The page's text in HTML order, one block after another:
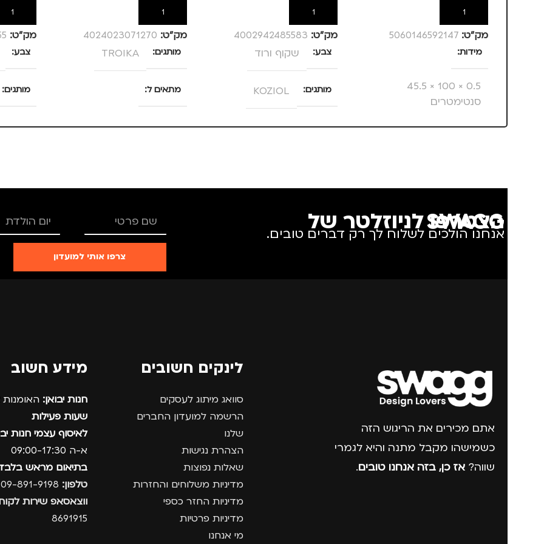
הוספה לסל
מק”ט: 5060146592147
מידות
0.5 × 100 × 45.5
סנטימטרים
הוספה לסל
מק”ט: 4002942485583
צבע שקוף ורוד
מותגים KOZIOL
הוספה לסל
מק”ט: 4024023071270
מותגים TROIKA
מתאים ל
מנהלים, עסקים, עבודה
הוספה
מק”ט:
צבע
מותגים
הצטרפו לניוזלטר של SWAGG
אנחנו הולכים לשלוח לך רק דברים טובים.
צרפו אותי למועדון
אתם מכירים את הריגוש הזה
כשמישהו מקבל מתנה והיא לגמרי
שווה? אז כן, בזה אנחנו טובים.
לינקים חשובים
סוואג מיתוג לעסקים
הרשמה למועדון החברים
שלנו
הצהרת נגישות
שאלות נפוצות
מדיניות משלוחים והחזרות
מדיניות החזר כספי
מדיניות פרטיות
מי אנחנו
מידע חשוב
חנות יבואן: האומנות 12, נתניה.
שעות פעילות
לאיסוף עצמי חנות
א-ה 09:00-17:30
בתיאום מראש
טלפון:
ווצאסאפ שירות
8691915